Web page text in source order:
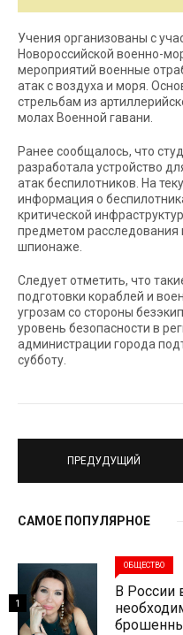
Учения организованы с
Новороссийской военно-
мероприятий военные
атак с воздуха и моря.
стрельбам из
молах Военной гавани.
Ранее сообщалось, что
разработала устройство
атак беспилотников. На
информация о
критической
предметом расследования
шпионаже.
Следует отметить, что
подготовки кораблей и
угрозам со стороны
уровень безопасности в
администрации города
субботу.
ПРЕДУДУЩИЙ
САМОЕ ПОПУЛЯРНОЕ
ОБЩЕСТВО
В России
1